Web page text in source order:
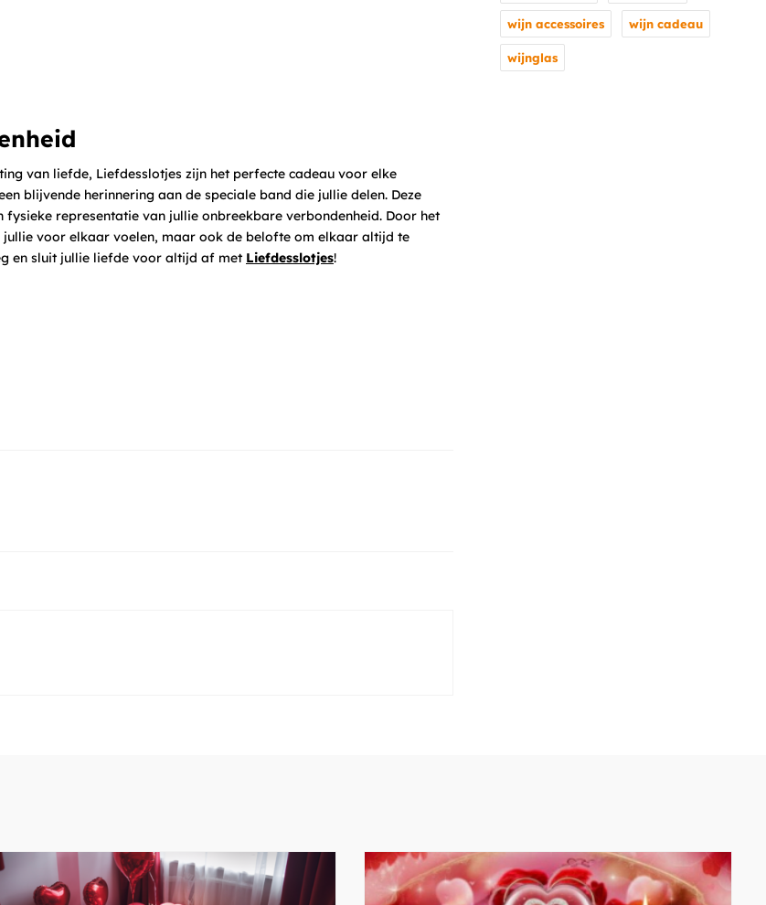
van liefde, Liefdesslotjes zijn het perfecte cadeau voor elke
blijvende herinnering aan de speciale band die jullie delen. Deze
representatie van jullie onbreekbare verbondenheid. Door het
voor elkaar voelen, maar ook de belofte om elkaar altijd te
en sluit jullie liefde voor altijd af met Liefdesslotjes!
wijn accessoires wijn cadeau
wijnglas